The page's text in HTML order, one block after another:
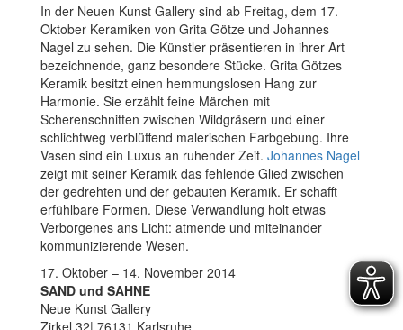
In der Neuen Kunst Gallery sind ab Freitag, dem 17.
Oktober Keramiken von Grita Götze und Johannes
Nagel zu sehen. Die Künstler präsentieren in ihrer Art
bezeichnende, ganz besondere Stücke. Grita Götzes
Keramik besitzt einen hemmungslosen Hang zur
Harmonie. Sie erzählt feine Märchen mit
Scherenschnitten zwischen Wildgräsern und einer
schlichtweg verblüffend malerischen Farbgebung. Ihre
Vasen sind ein Luxus an ruhender Zeit. Johannes Nagel
zeigt mit seiner Keramik das fehlende Glied zwischen
der gedrehten und der gebauten Keramik. Er schafft
erfühlbare Formen. Diese Verwandlung holt etwas
Verborgenes ans Licht: atmende und miteinander
kommunizierende Wesen.
17. Oktober – 14. November 2014
SAND und SAHNE
Neue Kunst Gallery
Zirkel 32| 76131 Karlsruhe